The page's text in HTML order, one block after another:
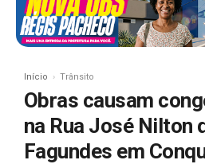
Início Trânsito
Obras causam
na Rua José Nilton
Fagundes em